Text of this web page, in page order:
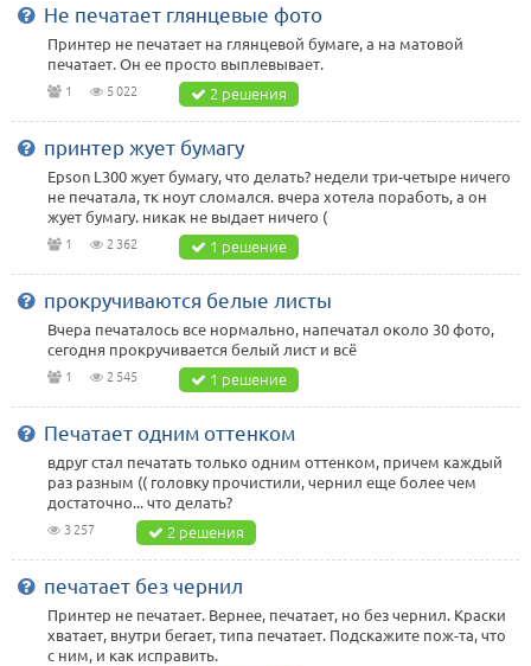
Не печатает глянцевые фото
Принтер не печатает на глянцевой бумаге, а на матовой
печатает. Он ее просто выплевывает.
1 5 022 2 решения
принтер жует бумагу
Epson L300 жует бумагу, что делать? недели три-четыре ничего
не печатала, тк ноут сломался. вчера хотела поработь, а он
жует бумагу. никак не выдает ничего (
1 2 362 1 решение
прокручиваются белые листы
Вчера печаталось все нормально, напечатал около 30 фото,
сегодня прокручивается белый лист и всё
1 2 545 1 решение
Печатает одним оттенком
вдруг стал печатать только одним оттенком, причем каждый
раз разным (( головку прочистили, чернил еще более чем
достаточно... что делать?
3 257 2 решения
печатает без чернил
Принтер не печатает. Вернее, печатает, но без чернил. Краски
хватает, внутри бегает, типа печатает. Подскажите пож-та, что
с ним, и как исправить.